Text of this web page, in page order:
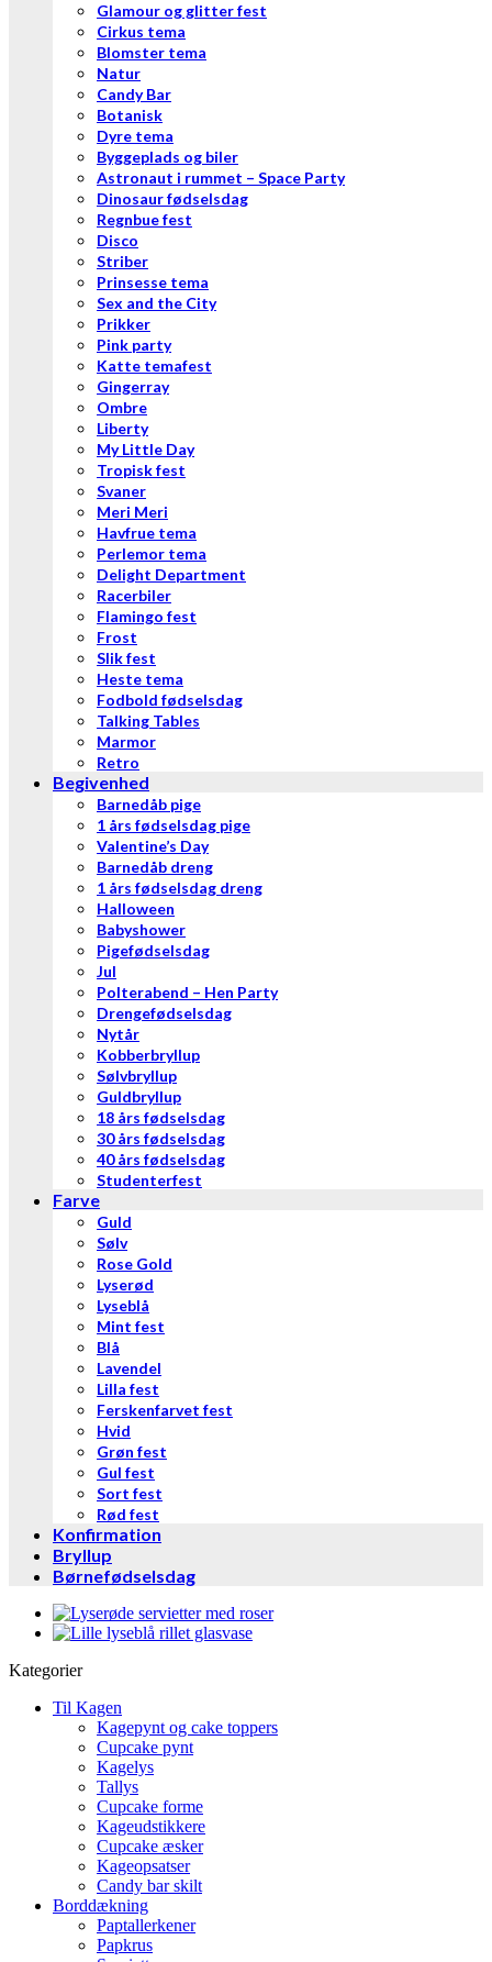
Glamour og glitter fest
Cirkus tema
Blomster tema
Natur
Candy Bar
Botanisk
Dyre tema
Byggeplads og biler
Astronaut i rummet – Space Party
Dinosaur fødselsdag
Regnbue fest
Disco
Striber
Prinsesse tema
Sex and the City
Prikker
Pink party
Katte temafest
Gingerray
Ombre
Liberty
My Little Day
Tropisk fest
Svaner
Meri Meri
Havfrue tema
Perlemor tema
Delight Department
Racerbiler
Flamingo fest
Frost
Slik fest
Heste tema
Fodbold fødselsdag
Talking Tables
Marmor
Retro
Begivenhed
Barnedåb pige
1 års fødselsdag pige
Valentine’s Day
Barnedåb dreng
1 års fødselsdag dreng
Halloween
Babyshower
Pigefødselsdag
Jul
Polterabend – Hen Party
Drengefødselsdag
Nytår
Kobberbryllup
Sølvbryllup
Guldbryllup
18 års fødselsdag
30 års fødselsdag
40 års fødselsdag
Studenterfest
Farve
Guld
Sølv
Rose Gold
Lyserød
Lyseblå
Mint fest
Blå
Lavendel
Lilla fest
Ferskenfarvet fest
Hvid
Grøn fest
Gul fest
Sort fest
Rød fest
Konfirmation
Bryllup
Børnefødselsdag
Kategorier
Til Kagen
Kagepynt og cake toppers
Cupcake pynt
Kagelys
Tallys
Cupcake forme
Kageudstikkere
Cupcake æsker
Kageopsatser
Candy bar skilt
Borddækning
Paptallerkener
Papkrus